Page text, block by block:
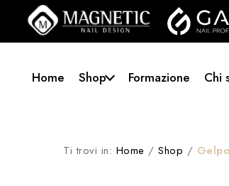
Home Shop Formazione Chi
Ti trovi in: Home /Shop /